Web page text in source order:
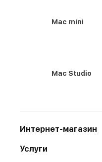
Mac mini
Mac Studio
Интернет-магазин
Услуги